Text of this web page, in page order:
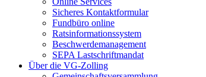
Sicheres Kontaktformular
Fundbüro online
Ratsinformationssystem
Beschwerdemanagement
SEPA Lastschriftmandat
Über die VG-Zolling